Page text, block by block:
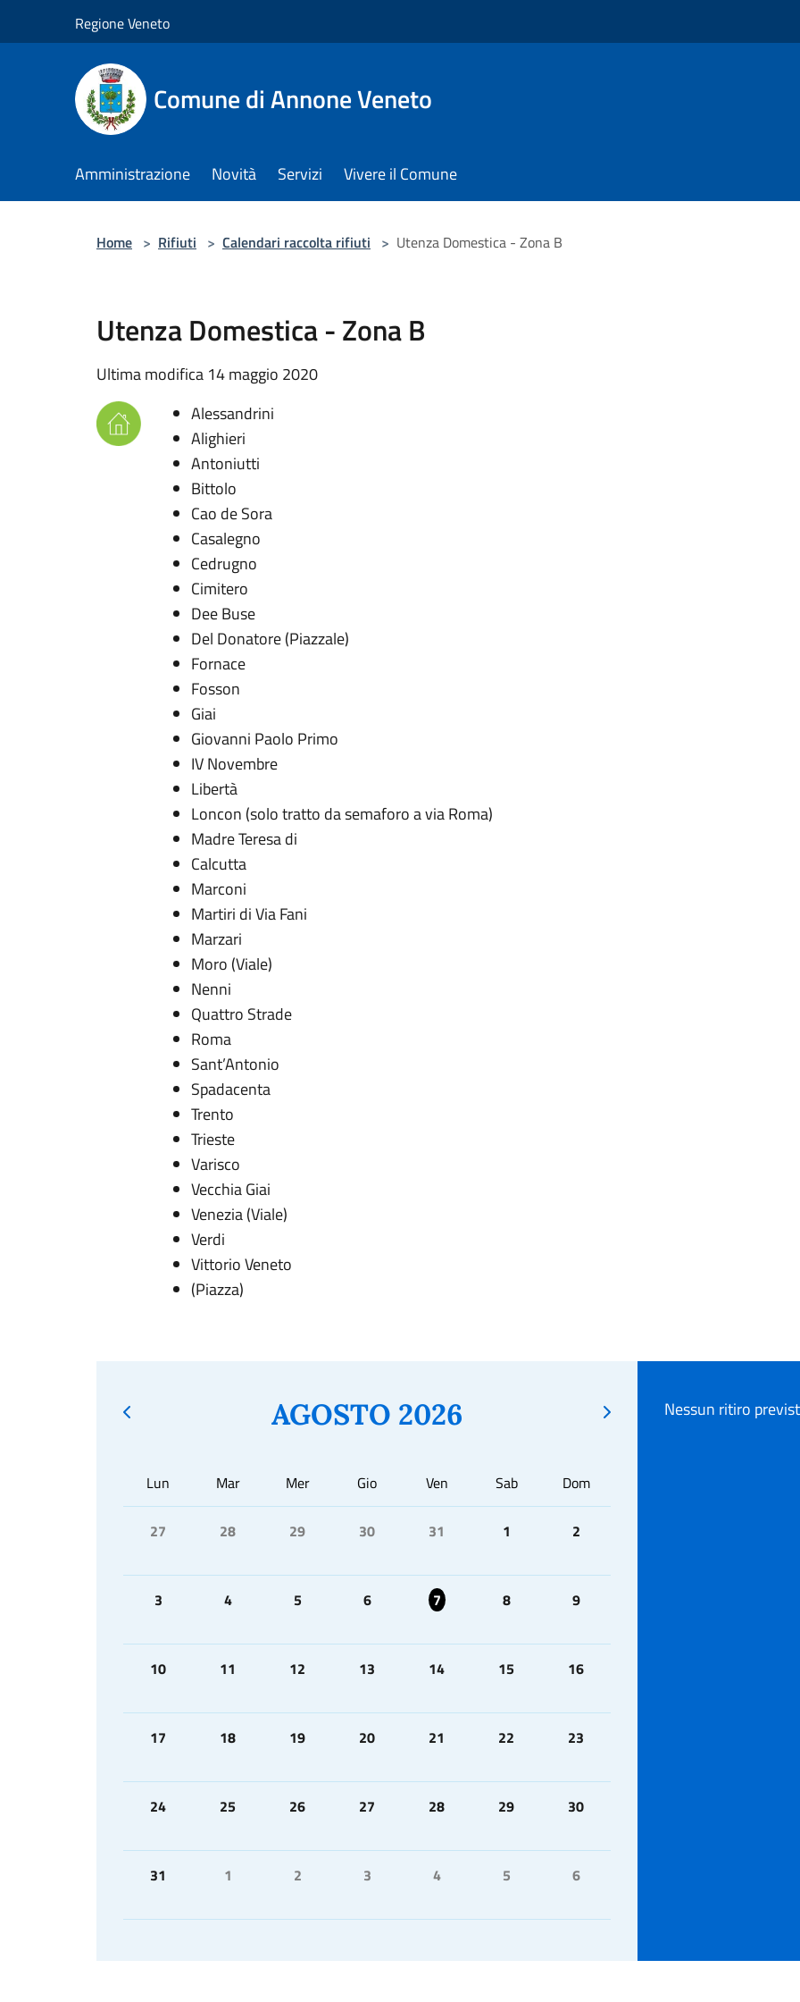
Regione Veneto
Comune di Annone Veneto
Amministrazione Novità Servizi Vivere il Comune
Home > Rifiuti > Calendari raccolta rifiuti > Utenza Domestica - Zona B
Utenza Domestica - Zona B
Ultima modifica 14 maggio 2020
Alessandrini
Alighieri
Antoniutti
Bittolo
Cao de Sora
Casalegno
Cedrugno
Cimitero
Dee Buse
Del Donatore (Piazzale)
Fornace
Fosson
Giai
Giovanni Paolo Primo
IV Novembre
Libertà
Loncon (solo tratto da semaforo a via Roma)
Madre Teresa di
Calcutta
Marconi
Martiri di Via Fani
Marzari
Moro (Viale)
Nenni
Quattro Strade
Roma
Sant’Antonio
Spadacenta
Trento
Trieste
Varisco
Vecchia Giai
Venezia (Viale)
Verdi
Vittorio Veneto
(Piazza)
AGOSTO 2026
Lun Mar Mer Gio Ven Sab Dom
27 28 29 30 31 1 2
3 4 5 6 7 8 9
10 11 12 13 14 15 16
17 18 19 20 21 22 23
24 25 26 27 28 29 30
31 1 2 3 4 5 6
Nessun ritiro